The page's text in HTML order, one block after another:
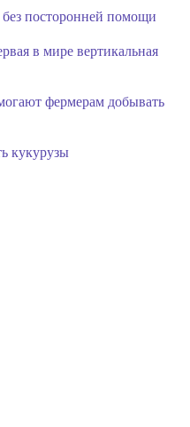
посторонней помощи
в мире вертикальная
фермерам добывать
кукурузы